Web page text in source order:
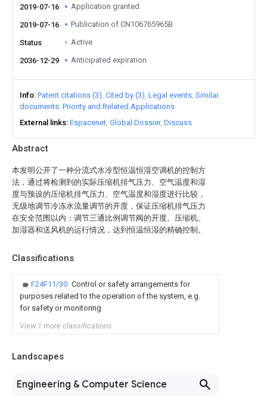
Abstract
本发明公开了一种分流式水冷型恒温恒湿空调机的控制方
法，通过将检测到的实际压缩机排气压力、空气温度和湿
度与预设的压缩机排气压力、空气温度和湿度进行比较，
无级地调节冷冻水流量调节的开度，保证压缩机排气压力
在安全范围以内；调节三通比例调节阀的开度、压缩机、
加湿器和送风机的运行情况，达到恒温恒湿的精确控制。
Classifications
F24F11/30 Control or safety arrangements for
purposes related to the operation of the system, e.g.
for safety or monitoring
View 1 more classifications
Landscapes
Engineering & Computer Science
2019-07-16 Application granted
2019-07-16 Publication of CN106765965B
Status Active
2036-12-29 Anticipated expiration
Info Patent citations (3) Cited by (3) Legal events Similar
documents Priority and Related Applications
External links Espacenet Global Dossier Discuss